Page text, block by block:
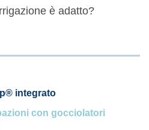
è adatto?
integrato
con gocciolatori